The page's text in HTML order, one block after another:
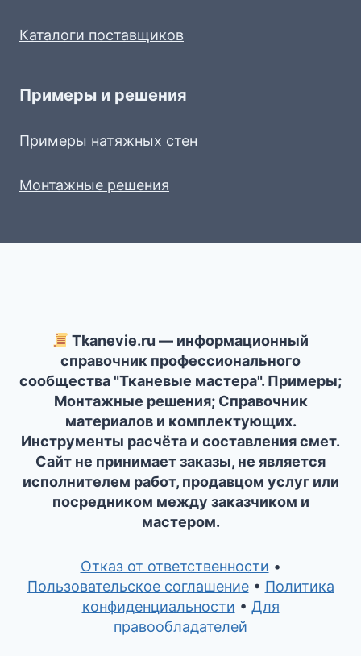
Каталоги поставщиков
Примеры и решения
Примеры натяжных стен
Монтажные решения
Tkanevie.ru — информационный
справочник профессионального
сообщества "Тканевые мастера". Примеры;
Монтажные решения; Справочник
материалов и комплектующих.
Инструменты расчёта и составления смет.
Сайт не принимает заказы, не является
исполнителем работ, продавцом услуг или
посредником между заказчиком и
мастером.
Отказ от ответственности •
Пользовательское соглашение• Политика
конфиденциальности • Для
правообладателей